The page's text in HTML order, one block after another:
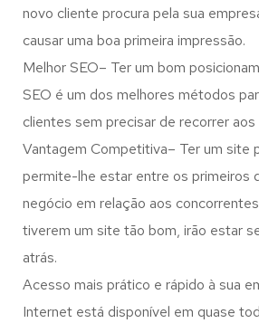
novo cliente procura pela sua
causar uma boa primeira impressão.
Melhor SEO– Ter um bom
SEO é um dos melhores métodos
clientes sem precisar de recorrer aos
Vantagem Competitiva– Ter um site
permite-lhe estar entre os primeiros
negócio em relação aos
tiverem um site tão bom, irão estar
atrás.
Acesso mais prático e rápido à sua
Internet está disponível em quase